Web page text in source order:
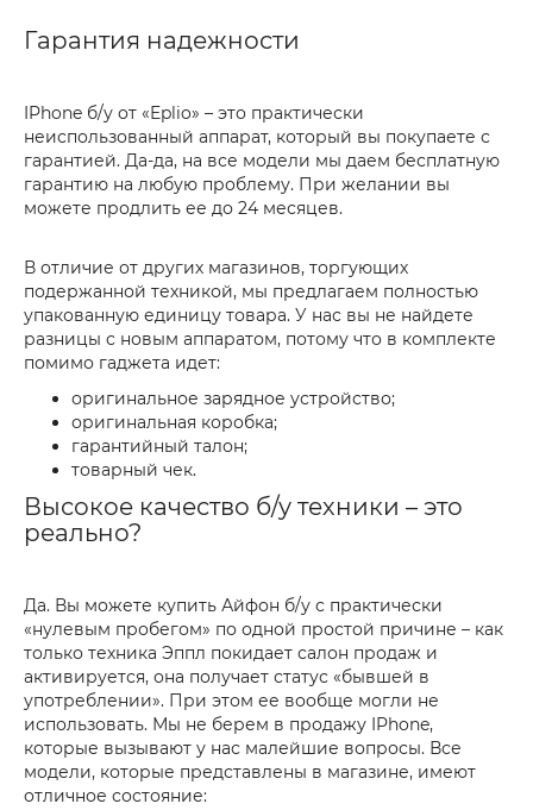
Гарантия надежности
IPhone б/у от «Eplio» – это практически
неиспользованный аппарат, который вы покупаете с
гарантией. Да-да, на все модели мы даем бесплатную
гарантию на любую проблему. При желании вы
можете продлить ее до 24 месяцев.
В отличие от других магазинов, торгующих
подержанной техникой, мы предлагаем полностью
упакованную единицу товара. У нас вы не найдете
разницы с новым аппаратом, потому что в комплекте
помимо гаджета идет:
оригинальное зарядное устройство;
оригинальная коробка;
гарантийный талон;
товарный чек.
Высокое качество б/у техники – это
реально?
Да. Вы можете купить Айфон б/у с практически
«нулевым пробегом» по одной простой причине – как
только техника Эппл покидает салон продаж и
активируется, она получает статус «бывшей в
употреблении». При этом ее вообще могли не
использовать. Мы не берем в продажу IPhone,
которые вызывают у нас малейшие вопросы. Все
модели, которые представлены в магазине, имеют
отличное состояние: